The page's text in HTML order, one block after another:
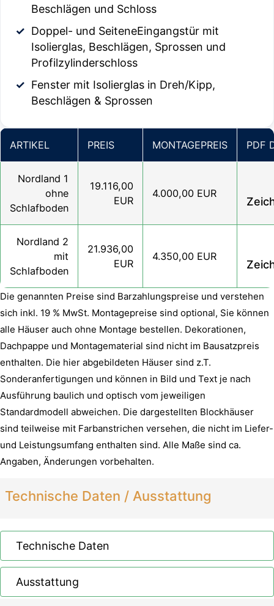
Beschlägen und Schloss
Doppel- und SeiteneEingangstür mit
Isolierglas, Beschlägen, Sprossen und
Profilzylinderschloss
Fenster mit Isolierglas in Dreh/Kipp,
Beschlägen & Sprossen
ARTIKEL PREIS MONTAGEPREIS PDF
Nordland 1
ohne
Schlafboden
19.116,00
EUR
4.000,00 EUR
Nordland 2
mit
Schlafboden
21.936,00
EUR
4.350,00 EUR
Die genannten Preise sind Barzahlungspreise und verstehen
sich inkl. 19 % MwSt. Montagepreise sind optional, Sie können
alle Häuser auch ohne Montage bestellen. Dekorationen,
Dachpappe und Montagematerial sind nicht im Bausatzpreis
enthalten. Die hier abgebildeten Häuser sind z.T.
Sonderanfertigungen und können in Bild und Text je nach
Ausführung baulich und optisch vom jeweiligen
Standardmodell abweichen. Die dargestellten Blockhäuser
sind teilweise mit Farbanstrichen versehen, die nicht im Liefer-
und Leistungsumfang enthalten sind. Alle Maße sind ca.
Angaben, Änderungen vorbehalten.
Technische Daten / Ausstattung
Technische Daten
Ausstattung